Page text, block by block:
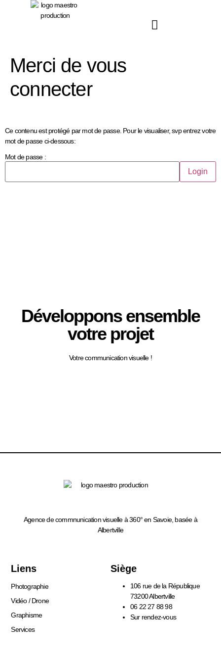
Merci de vous
connecter
Ce contenu est protégé par mot de passe. Pour le visualiser, svp entrez votre
mot de passe ci-dessous:
Mot de passe :
Développons ensemble
votre projet
Votre communication visuelle !
Agence de commnunication visuelle à 360° en Savoie, basée à
Albertville
Liens
Photographie
Vidéo / Drone
Graphisme
Services
Siège
106 rue de la République
73200 Albertville
06 22 27 88 98
Sur rendez-vous